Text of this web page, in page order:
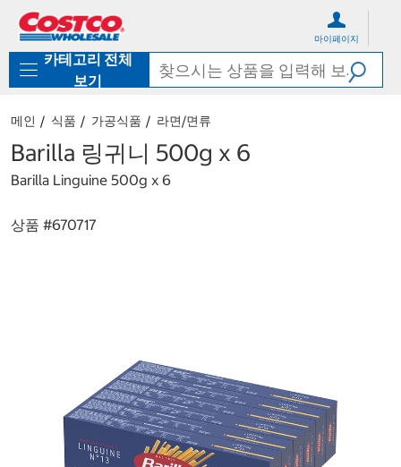
로
기
가
마이페이지
카테고리 전체
보기
메인 식품 가공식품 라면/면류
Barilla 링귀니 500g x 6
Barilla Linguine 500g x 6
상품 #670717